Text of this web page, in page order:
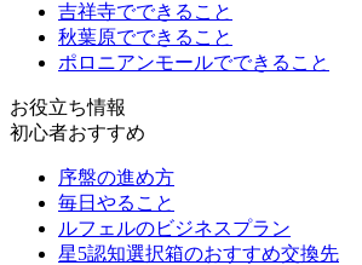
吉祥寺でできること
秋葉原でできること
ポロニアンモールでできること
お役立ち情報
初心者おすすめ
序盤の進め方
毎日やること
ルフェルのビジネスプラン
星5認知選択箱のおすすめ交換先